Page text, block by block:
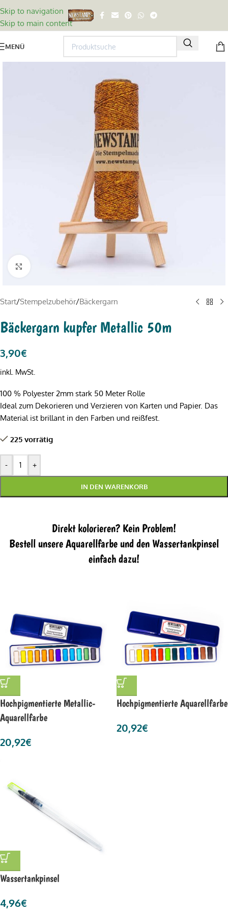
Skip to navigation
Skip to main content
MENÜ
Click to enlarge
Start/Stempelzubehör/Bäckergarn
Bäckergarn kupfer Metallic 50m
3,90€
inkl. MwSt.
100 % Polyester 2mm stark 50 Meter Rolle
Ideal zum Dekorieren und Verzieren von Karten und Papier. Das
Material ist brillant in den Farben und reißfest.
225 vorrätig
- +
IN DEN WARENKORB
Direkt kolorieren? Kein Problem!
Bestell unsere Aquarellfarbe und den Wassertankpinsel
einfach dazu!
Hochpigmentierte Metallic-
Aquarellfarbe
20,92€
Hochpigmentierte Aquarellfarbe
20,92€
Wassertankpinsel
4,96€